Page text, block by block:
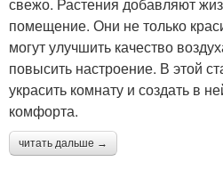
свежо. Растения добавляют
помещение. Они не только
могут улучшить качество
повысить настроение. В этой
украсить комнату и создать в
комфорта.
читать дальше →